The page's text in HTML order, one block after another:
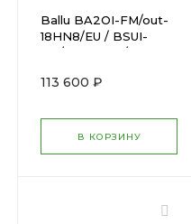
Ballu BA2OI-FM/out-
18HN8/EU / BSUI-
FM/in-09HN8/EU +
113 600 ₽
В КОРЗИНУ